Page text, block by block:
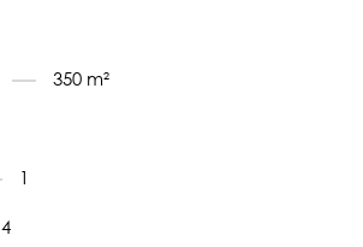
350 m²
1
4